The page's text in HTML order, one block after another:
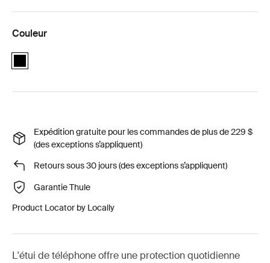
Couleur
Expédition gratuite pour les commandes de plus de 229 $
(des exceptions s’appliquent)
Retours sous 30 jours (des exceptions s’appliquent)
Garantie Thule
Product Locator by Locally
L'étui de téléphone offre une protection quotidienne